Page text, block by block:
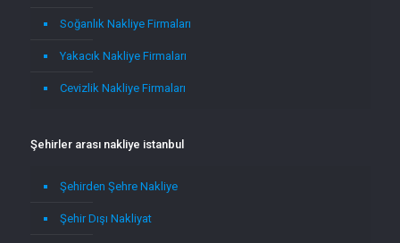
Soğanlık Nakliye Firmaları
Yakacık Nakliye Firmaları
Cevizlik Nakliye Firmaları
Şehirler arası nakliye istanbul
Şehirden Şehre Nakliye
Şehir Dışı Nakliyat